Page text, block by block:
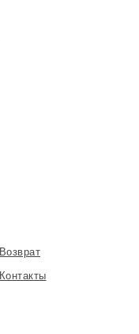
Возврат
Контакты